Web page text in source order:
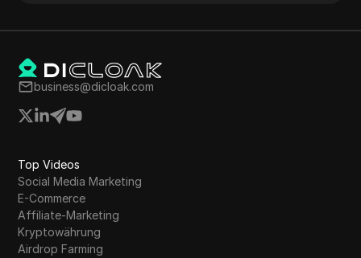
business@dicloak.com
Top Videos
Social Media Marketing
E-Commerce
Affiliate-Marketing
Kryptowährung
Airdrop Farming